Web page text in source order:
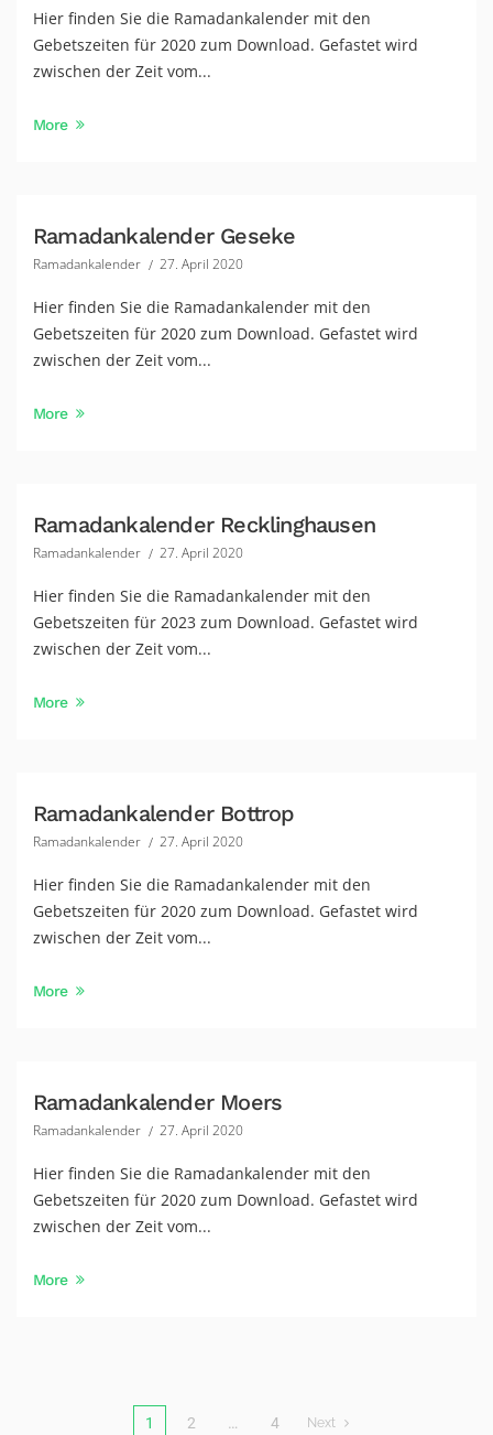
Hier finden Sie die Ramadankalender mit den
Gebetszeiten für 2020 zum Download. Gefastet wird
zwischen der Zeit vom...
More
Ramadankalender Geseke
Ramadankalender 27. April 2020
Hier finden Sie die Ramadankalender mit den
Gebetszeiten für 2020 zum Download. Gefastet wird
zwischen der Zeit vom...
More
Ramadankalender Recklinghausen
Ramadankalender 27. April 2020
Hier finden Sie die Ramadankalender mit den
Gebetszeiten für 2023 zum Download. Gefastet wird
zwischen der Zeit vom...
More
Ramadankalender Bottrop
Ramadankalender 27. April 2020
Hier finden Sie die Ramadankalender mit den
Gebetszeiten für 2020 zum Download. Gefastet wird
zwischen der Zeit vom...
More
Ramadankalender Moers
Ramadankalender 27. April 2020
Hier finden Sie die Ramadankalender mit den
Gebetszeiten für 2020 zum Download. Gefastet wird
zwischen der Zeit vom...
More
1 2 … 4 Next